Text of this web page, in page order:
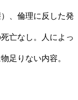
、倫理に反した発
亡なし。人によっ
足りない内容。